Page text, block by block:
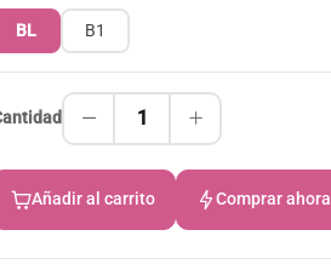
BL B1
1
Añadir al carrito Comprar ahora